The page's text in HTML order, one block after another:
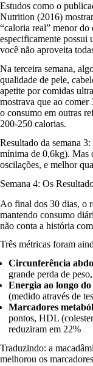
Estudos como o
Nutrition (2016)
“caloria real” menor
especificamente
você não aproveita
Na terceira semana,
qualidade de pele,
apetite por comidas
mostrava que ao comer
o consumo em outras
200-250 calorias.
Resultado da semana
mínima de 0,6kg). Mas
oscilações, e melhor
Semana 4: Os
Ao final dos 30 dias, o
mantendo consumo
não conta a história
Três métricas foram
Circunferência
grande perda de
Energia ao longo
(medido através de
Marcadores
pontos, HDL
reduziram em 22%
Traduzindo: a
melhorou os